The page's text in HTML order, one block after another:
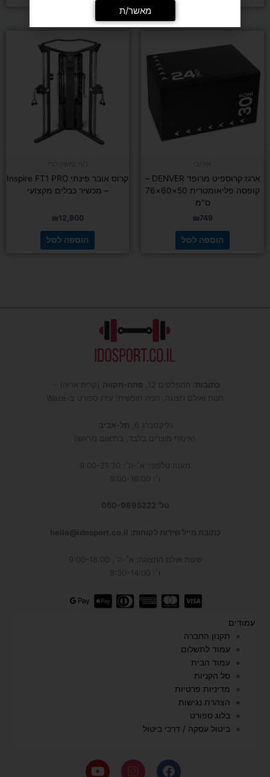
ארגז קרוספיט מרופד DENVER –
קופסה פליאומטרית 50×60×76
ס"מ
₪749
הוספה לסל
קרוס אובר פינתי Inspire FT1 PRO
– מכשיר כבלים מקצועי
₪12,900
הוספה לסל
כתובות : המפלסים 12, פתח-תקווה (קרית אריה) –
חנות ואולם תצוגה, חניה חופשית! עידו ספורט ב-Waze
גליקסברג 6,
תל-אביב
(איסוף מוצרים בלבד, בתיאום מראש)
מענה טלפוני: א׳-ה׳: 9:00-21:30
ו׳: 9:00-16:00
טל' 050-9695222
כתובת מייל שירות לקוחות: hello@idosport.co.il
שעות אולם התצוגה: א׳-ה׳, 9:00-18:00
ו׳: 9:30-14:00
עמודים
תקנון החברה
עמוד לתשלום
עמוד הבית
סל הקניות
מדיניות פרטיות
הצהרת נגישות
בלוג ספורט
ביטול עסקה / דרכי ביטול
F
I
Y